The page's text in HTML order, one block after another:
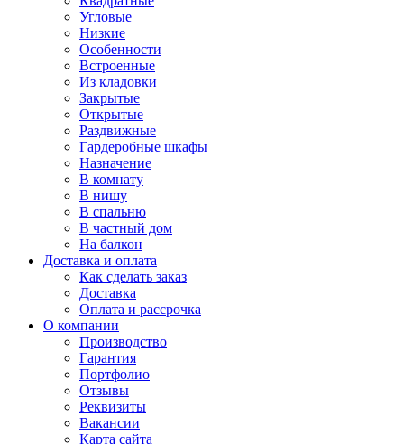
Угловые
Низкие
Особенности
Встроенные
Из кладовки
Закрытые
Открытые
Раздвижные
Гардеробные шкафы
Назначение
В комнату
В нишу
В спальню
В частный дом
На балкон
Доставка и оплата
Как сделать заказ
Доставка
Оплата и рассрочка
О компании
Производство
Гарантия
Портфолио
Отзывы
Реквизиты
Вакансии
Карта сайта